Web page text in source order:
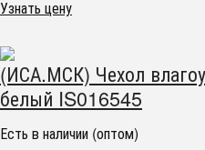
Узнать цену
(ИСА.МСК) Чехол
белый IS016545
Есть в наличии (оптом)